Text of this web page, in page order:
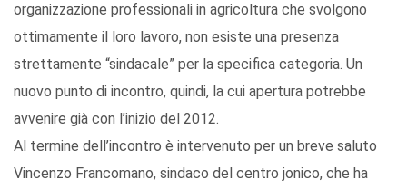
organizzazione professionali in agricoltura che svolgono
ottimamente il loro lavoro, non esiste una presenza
strettamente “sindacale” per la specifica categoria. Un
nuovo punto di incontro, quindi, la cui apertura potrebbe
avvenire già con l’inizio del 2012.
Al termine dell’incontro è intervenuto per un breve saluto
Vincenzo Francomano, sindaco del centro jonico, che ha